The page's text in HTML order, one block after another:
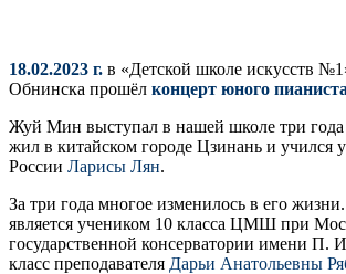
18.02.2023 г. в «Детской школе искусств
Обнинска прошёл концерт юного
Жуй Мин выступал в нашей школе три года
жил в китайском городе Цзинань и учился у
России Ларисы Лян.
За три года многое изменилось в его
является учеником 10 класса ЦМШ при
государственной консерватории имени П.
класс преподавателя Дарьи Анатольевны